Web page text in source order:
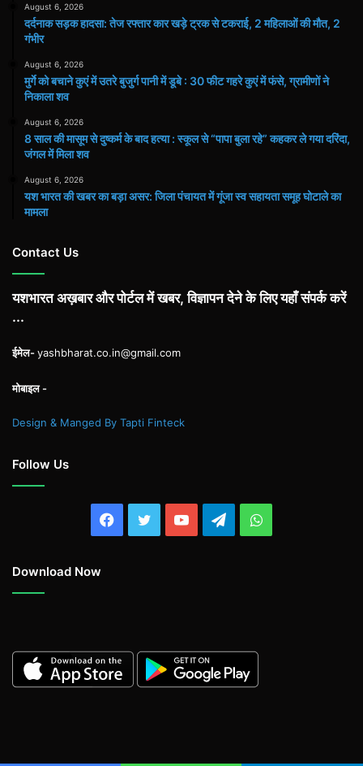
August 6, 2026
दर्दनाक सड़क हादसा: तेज रफ्तार कार खड़े ट्रक से टकराई, 2 महिलाओं की मौत, 2
गंभीर
August 6, 2026
मुर्गे को बचाने कुएं में उतरे बुजुर्ग पानी में डूबे : 30 फीट गहरे कुएं में फंसे, ग्रामीणों ने
निकाला शव
August 6, 2026
8 साल की मासूम से दुष्कर्म के बाद हत्या : स्कूल से “पापा बुला रहे” कहकर ले गया दरिंदा,
जंगल में मिला शव
August 6, 2026
यश भारत की खबर का बड़ा असर: जिला पंचायत में गूंजा स्व सहायता समूह घोटाले का
मामला
Contact Us
यशभारत अख़बार और पोर्टल में खबर, विज्ञापन देने के लिए यहाँ संपर्क करें
...
ईमेल-yashbharat.co.in@gmail.com
मोबाइल -
Design & Manged By Tapti Finteck
Follow Us
Facebook
TwitterYouTubeTelegramWhatsApp
Download Now